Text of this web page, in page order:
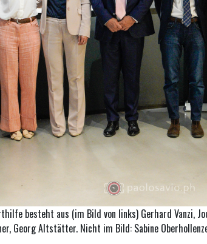
besteht aus (im Bild von links) Gerhard Vanzi,
Georg Altstätter. Nicht im Bild: Sabine